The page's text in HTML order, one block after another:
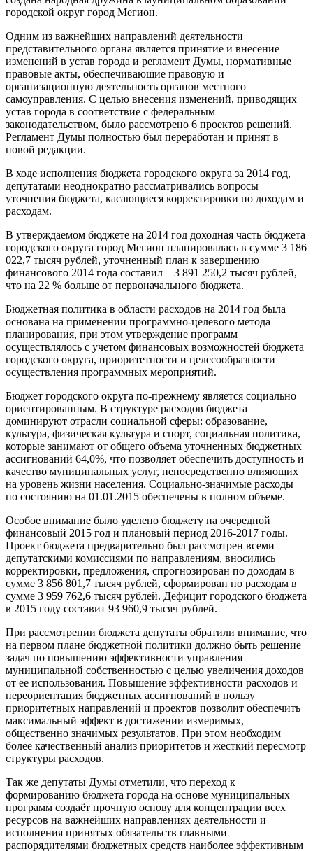
городской округ город Мегион.
Одним из важнейших направлений деятельности
представительного органа является принятие и внесение
изменений в устав города и регламент Думы, нормативные
правовые акты, обеспечивающие правовую и
организационную деятельность органов местного
самоуправления. С целью внесения изменений, приводящих
устав города в соответствие с федеральным
законодательством, было рассмотрено 6 проектов решений.
Регламент Думы полностью был переработан и принят в
новой редакции.
В ходе исполнения бюджета городского округа за 2014 год,
депутатами неоднократно рассматривались вопросы
уточнения бюджета, касающиеся корректировки по доходам и
расходам.
В утверждаемом бюджете на 2014 год доходная часть бюджета
городского округа город Мегион планировалась в сумме 3 186
022,7 тысяч рублей, уточненный план к завершению
финансового 2014 года составил – 3 891 250,2 тысяч рублей,
что на 22 % больше от первоначального бюджета.
Бюджетная политика в области расходов на 2014 год была
основана на применении программно-целевого метода
планирования, при этом утверждение программ
осуществлялось с учетом финансовых возможностей бюджета
городского округа, приоритетности и целесообразности
осуществления программных мероприятий.
Бюджет городского округа по-прежнему является социально
ориентированным. В структуре расходов бюджета
доминируют отрасли социальной сферы: образование,
культура, физическая культура и спорт, социальная политика,
которые занимают от общего объема уточненных бюджетных
ассигнований 64,0%, что позволяет обеспечить доступность и
качество муниципальных услуг, непосредственно влияющих
на уровень жизни населения. Социально-значимые расходы
по состоянию на 01.01.2015 обеспечены в полном объеме.
Особое внимание было уделено бюджету на очередной
финансовый 2015 год и плановый период 2016-2017 годы.
Проект бюджета предварительно был рассмотрен всеми
депутатскими комиссиями по направлениям, вносились
корректировки, предложения, спрогнозирован по доходам в
сумме 3 856 801,7 тысяч рублей, сформирован по расходам в
сумме 3 959 762,6 тысяч рублей. Дефицит городского бюджета
в 2015 году составит 93 960,9 тысяч рублей.
При рассмотрении бюджета депутаты обратили внимание, что
на первом плане бюджетной политики должно быть решение
задач по повышению эффективности управления
муниципальной собственностью с целью увеличения доходов
от ее использования. Повышение эффективности расходов и
переориентация бюджетных ассигнований в пользу
приоритетных направлений и проектов позволит обеспечить
максимальный эффект в достижении измеримых,
общественно значимых результатов. При этом необходим
более качественный анализ приоритетов и жесткий пересмотр
структуры расходов.
Так же депутаты Думы отметили, что переход к
формированию бюджета города на основе муниципальных
программ создаёт прочную основу для концентрации всех
ресурсов на важнейших направлениях деятельности и
исполнения принятых обязательств главными
распорядителями бюджетных средств наиболее эффективным